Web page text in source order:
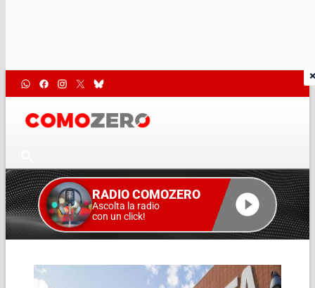
RADIO COMOZERO
Ascolta la radio
con un click!